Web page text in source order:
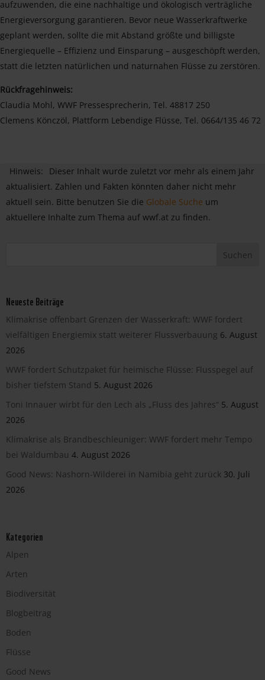
aufzuwenden, die eine nachhaltige und ökologisch verträgliche
Energieversorgung garantieren. Bevor neue Wasserkraftwerke
geplant werden, sollte die mit Abstand größte und billigste
Energiequelle – Effizienz und Einsparung – ausgeschöpft werden,
statt die letzten natürlichen und naturnahen Flüsse zu zerstören.
Rückfragehinweis:
Claudia Mohl, WWF Pressesprecherin, Tel. 48817 250
Clemens Könczöl, Plattform Lebendige Flüsse, Tel. 0664/135 46 72
Hinweis:
Dieser Inhalt wurde zuletzt vor mehr als einem Jahr
aktualisiert. Zahlen und Fakten könnten daher nicht mehr
aktuell sein. Bitte benutzen Sie die Globale Suche um
aktuellere Inhalte zum Thema auf wwf.at zu finden.
Neueste Beiträge
Klimakrise offenbart Grenzen der Wasserkraft: WWF fordert
vielfältigen Energiemix statt weiterer Flussverbauung 6. August
2026
WWF fordert Schutzpaket für heimische Flüsse: Flusspegel auf
bisher tiefstem Stand 5. August 2026
Toni Innauer wirbt für den Lech als „Fluss des Jahres“ 5. August
2026
Klimakrise als Brandbeschleuniger: WWF fordert mehr Tempo
bei Waldumbau 4. August 2026
Good News: Nashorn-Wilderei in Namibia geht zurück 30. Juli
2026
Kategorien
Alpen
Arten
Biodiversität
Blogbeitrag
Boden
Flüsse
Good News